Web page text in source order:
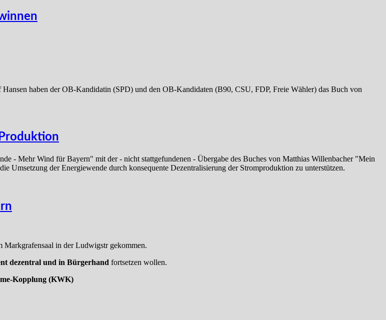
haben der OB-Kandidatin (SPD) und den OB-Kandidaten (B90, CSU, FDP, Freie Wähler) das Buch von
- Mehr Wind für Bayern" mit der - nicht stattgefundenen - Übergabe des Buches von Matthias Willenbacher "Mein
Umsetzung der Energiewende durch konsequente Dezentralisierung der Stromproduktion zu unterstützen.
in der Ludwigstr gekommen.
dezentral und in Bürgerhand fortsetzen wollen.
Kopplung (KWK)